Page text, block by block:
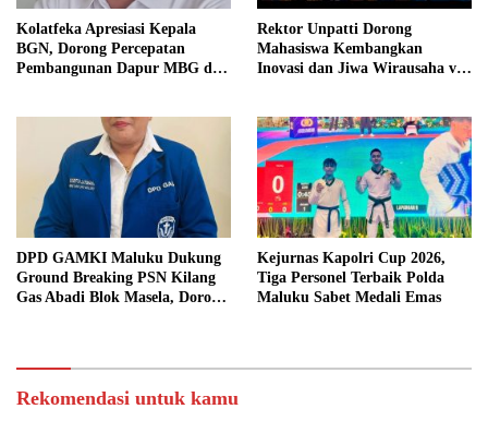
Kolatfeka Apresiasi Kepala
BGN, Dorong Percepatan
Pembangunan Dapur MBG di
Rektor Unpatti Dorong
Mahasiswa Kembangkan
Inovasi dan Jiwa Wirausaha via
DPD GAMKI Maluku Dukung
Ground Breaking PSN Kilang
Gas Abadi Blok Masela, Dorong
Kejurnas Kapolri Cup 2026,
Tiga Personel Terbaik Polda
Maluku Sabet Medali Emas
Rekomendasi untuk kamu